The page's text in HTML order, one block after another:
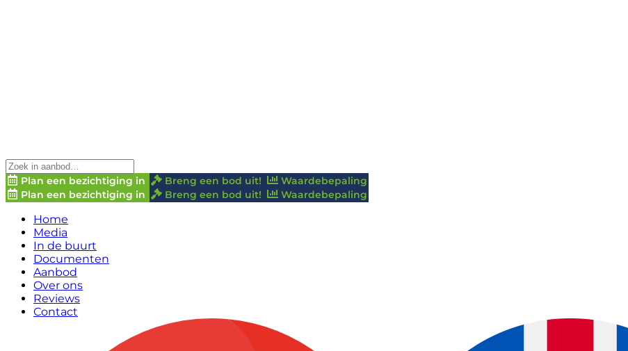
Plan een bezichtiging in Breng een bod uit!
Waardebepaling
Plan een bezichtiging in
Breng een bod uit! Waardebepaling
Home
Media
In de buurt
Documenten
Aanbod
Over ons
Reviews
Contact